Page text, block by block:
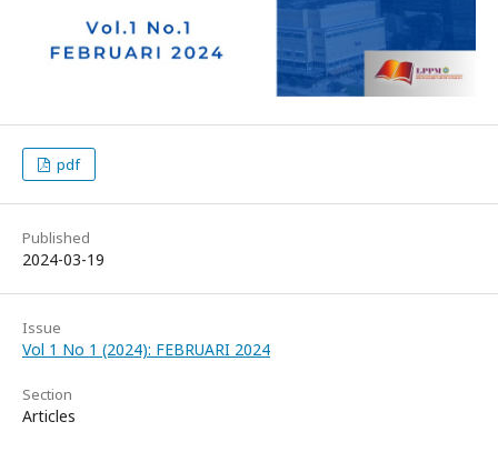
pdf
Published
2024-03-19
Issue
Vol 1 No 1 (2024): FEBRUARI 2024
Section
Articles